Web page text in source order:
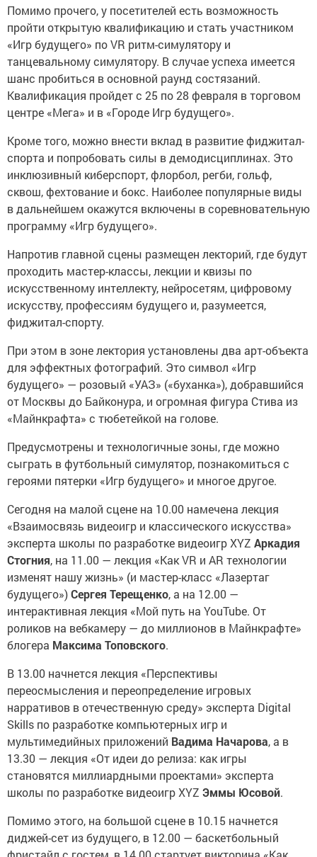
Помимо прочего, у посетителей есть возможность
пройти открытую квалификацию и стать участником
«Игр будущего» по VR ритм-симулятору и
танцевальному симулятору. В случае успеха имеется
шанс пробиться в основной раунд состязаний.
Квалификация пройдет с 25 по 28 февраля в торговом
центре «Мега» и в «Городе Игр будущего».
Кроме того, можно внести вклад в развитие фиджитал-
спорта и попробовать силы в демодисциплинах. Это
инклюзивный киберспорт, флорбол, регби, гольф,
сквош, фехтование и бокс. Наиболее популярные виды
в дальнейшем окажутся включены в соревновательную
программу «Игр будущего».
Напротив главной сцены размещен лекторий, где будут
проходить мастер-классы, лекции и квизы по
искусственному интеллекту, нейросетям, цифровому
искусству, профессиям будущего и, разумеется,
фиджитал-спорту.
При этом в зоне лектория установлены два арт-объекта
для эффектных фотографий. Это символ «Игр
будущего» — розовый «УАЗ» («буханка»), добравшийся
от Москвы до Байконура, и огромная фигура Стива из
«Майнкрафта» с тюбетейкой на голове.
Предусмотрены и технологичные зоны, где можно
сыграть в футбольный симулятор, познакомиться с
героями пятерки «Игр будущего» и многое другое.
Сегодня на малой сцене на 10.00 намечена лекция
«Взаимосвязь видеоигр и классического искусства»
эксперта школы по разработке видеоигр XYZ Аркадия
Стогния, на 11.00 — лекция «Как VR и AR технологии
изменят нашу жизнь» (и мастер-класс «Лазертаг
будущего»)Сергея Терещенко, а на 12.00 —
интерактивная лекция «Мой путь на YouTube. От
роликов на вебкамеру — до миллионов в Майнкрафте»
блогера Максима Топовского.
В 13.00 начнется лекция «Перспективы
переосмысления и переопределение игровых
нарративов в отечественную среду» эксперта Digital
Skills по разработке компьютерных игр и
мультимедийных приложений Вадима Начарова, а в
13.30 — лекция «От идеи до релиза: как игры
становятся миллиардными проектами» эксперта
школы по разработке видеоигр XYZ Эммы Юсовой.
Помимо этого, на большой сцене в 10.15 начнется
диджей-сет из будущего, в 12.00 — баскетбольный